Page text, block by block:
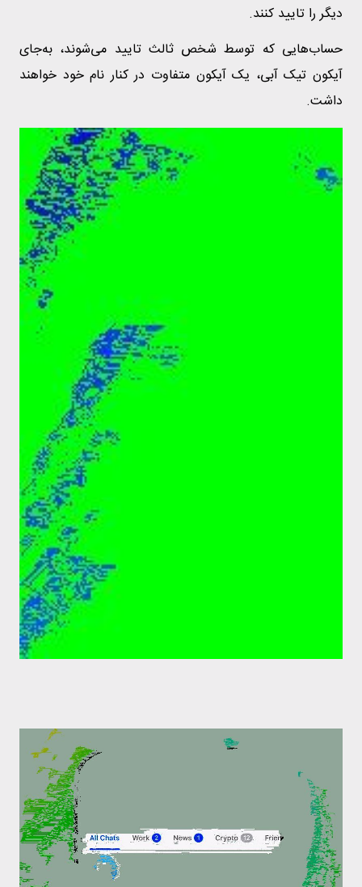
دیگر را تایید کنند.
حساب‌هایی که توسط شخص ثالث تایید می‌شوند، به‌جای
آیکون تیک آبی، یک آیکون متفاوت در کنار نام خود خواهند
داشت.